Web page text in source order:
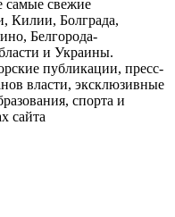
самые свежие
Килии, Болграда,
Белгорода-
и Украины.
публикации, пресс-
власти, эксклюзивные
спорта и
сайта